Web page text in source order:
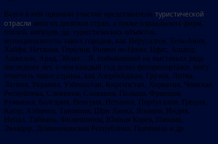
Всего в ней приняли участие представители туристической
отрасли многих десятков стран, а также израильских фирм,
отелей, кибуцев, др. туристических объектов,
муниципалитеты таких городов, как Иерусалим, Тель-Авив,
Хайфа, Нетания, Герцлия, Ришон ле-Цион, Цфат, Ашдод,
Ашкелон, Арад, Эйлат…Я, побывавший на выставках ряда
последних лет, о чем каждый год делал фоторепортажи, могу
отметить такие страны, как Азербайджан, Грузия, Литва,
Латвия, Украина, Узбекистан, Киргизстан, Хорватия, Чешская
Республика, Словения, Словакия, Польша, Франция,
Румыния, Болгария, Венгрия, Испания, Португалия, Греция,
Кипр, Албания, Танзания, Шри Ланка, Япония, Индия,
Непал, Тайвань, Филиппины, Южная Корея, Панама,
Эквадор, Доминиканская Республика, Гватемала и др.